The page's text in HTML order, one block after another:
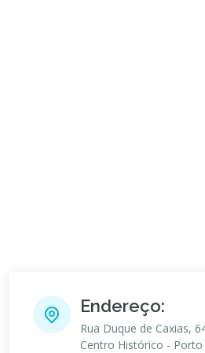
Endereço:
Rua Duque de Caxias,
Centro Histórico - Porto